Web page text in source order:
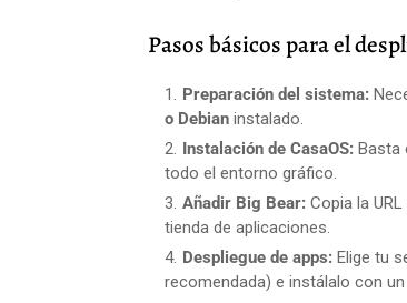
Pasos básicos para el
Preparación del sistema:
o Debian instalado.
Instalación de CasaOS: Basta
todo el entorno gráfico.
Añadir Big Bear: Copia la
tienda de aplicaciones.
Despliegue de apps: Elige tu
recomendada) e instálalo con un